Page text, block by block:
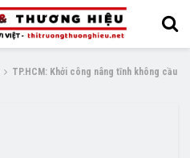
TP.HCM: Khởi công nâng tĩnh không cầu